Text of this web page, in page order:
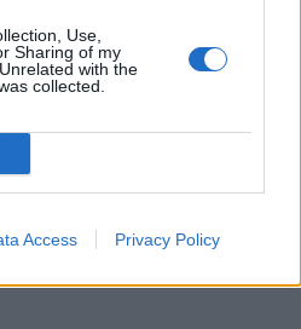
Use,
Sharing of my
with the
collected.
Access Privacy Policy